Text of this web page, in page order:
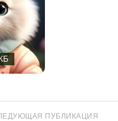
ПУБЛИКАЦИЯ